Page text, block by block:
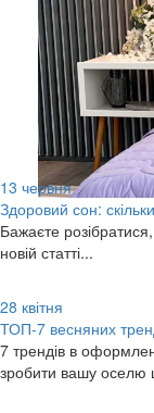
13 червня
Здоровий сон:
Бажаєте
новій статті...
28 квітня
ТОП-7 весняних
7 трендів в
зробити вашу оселю